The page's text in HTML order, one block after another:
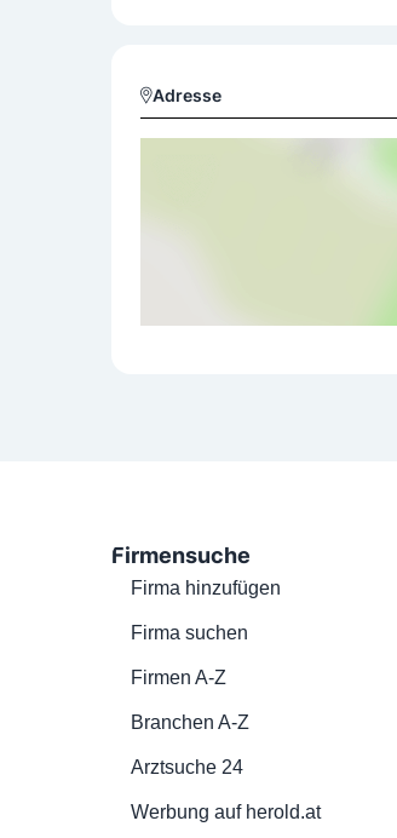
Adresse
Firmensuche
Firma hinzufügen
Firma suchen
Firmen A-Z
Branchen A-Z
Arztsuche 24
Werbung auf herold.at